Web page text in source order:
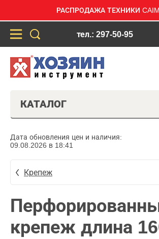
РАСПРОДАЖА ТЕХНИКИ
тел.: 297-50-95
КАТАЛОГ
Дата обновления цен и наличия:
09.08.2026 в 18:41
Крепеж
крепеж длина